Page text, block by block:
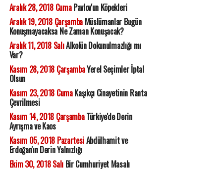
Aralık 28, 2018 CumaPavlov'un Köpekleri
Aralık 19, 2018 ÇarşambaMüslümanlar Bugün
Konuşmayacaksa Ne Zaman Konuşacak?
Aralık 11, 2018 SalıAlkolün Dokunulmazlığı mı
Var?
Kasım 28, 2018 ÇarşambaYerel Seçimler İptal
Olsun
Kasım 23, 2018 CumaKaşıkçı Cinayetinin Ranta
Çevrilmesi
Kasım 14, 2018 ÇarşambaTürkiye'de Derin
Ayrışma ve Kaos
Kasım 05, 2018 PazartesiAbdülhamit ve
Erdoğan'ın Derin Yalnızlığı
Ekim 30, 2018 SalıBir Cumhuriyet Masalı